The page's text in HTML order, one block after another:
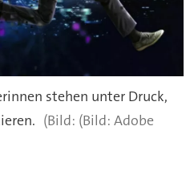
stehen unter Druck,
(Bild: Adobe